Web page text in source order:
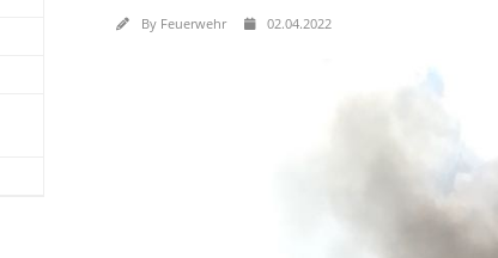
By Feuerwehr 02.04.2022